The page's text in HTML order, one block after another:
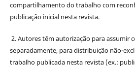
compartilhamento do trabalho com
publicação inicial nesta revista.
2. Autores têm autorização para assumir
separadamente, para distribuição não-
trabalho publicada nesta revista (ex.: